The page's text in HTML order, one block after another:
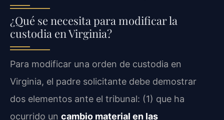
¿Qué se necesita para modificar la
custodia en Virginia?
Para modificar una orden de custodia en
Virginia, el padre solicitante debe demostrar
dos elementos ante el tribunal: (1) que ha
ocurrido un cambio material en las